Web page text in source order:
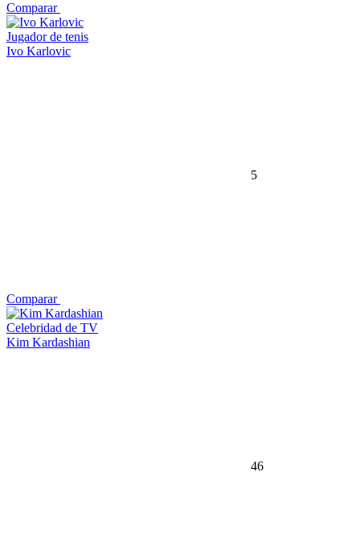
Comparar
Jugador de tenis
Ivo Karlovic
5
Comparar
Celebridad de TV
Kim Kardashian
46